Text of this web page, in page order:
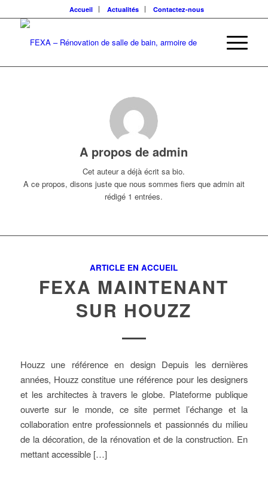
Accueil Actualités Contactez-nous
A propos deadmin
Cet auteur a déjà écrit sa bio.
A ce propos, disons juste que nous sommes fiers que adminait
rédigé 1 entrées.
ARTICLE EN ACCUEIL
FEXA MAINTENANT
SUR HOUZZ
Houzz une référence en design Depuis les dernières
années, Houzz constitue une référence pour les designers
et les architectes à travers le globe. Plateforme publique
ouverte sur le monde, ce site permet l’échange et la
collaboration entre professionnels et passionnés du milieu
de la décoration, de la rénovation et de la construction. En
mettant accessible […]